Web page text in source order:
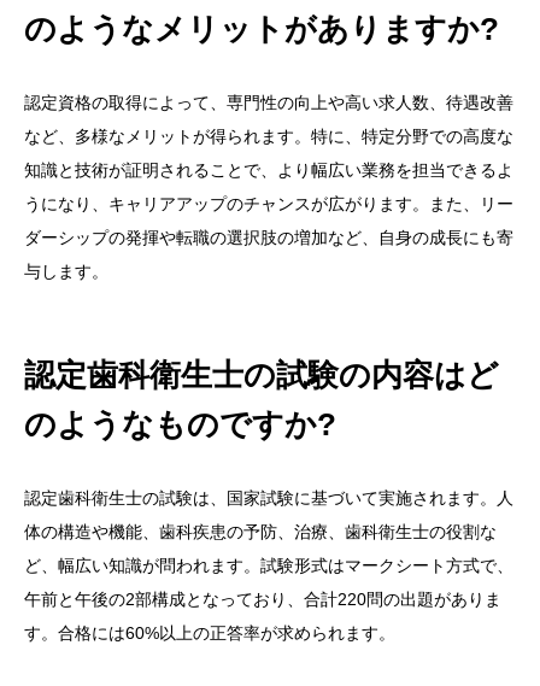
のようなメリットがありますか?
認定資格の取得によって、専門性の向上や高い求人数、待遇改善
など、多様なメリットが得られます。特に、特定分野での高度な
知識と技術が証明されることで、より幅広い業務を担当できるよ
うになり、キャリアアップのチャンスが広がります。また、リー
ダーシップの発揮や転職の選択肢の増加など、自身の成長にも寄
与します。
認定歯科衛生士の試験の内容はど
のようなものですか?
認定歯科衛生士の試験は、国家試験に基づいて実施されます。人
体の構造や機能、歯科疾患の予防、治療、歯科衛生士の役割な
ど、幅広い知識が問われます。試験形式はマークシート方式で、
午前と午後の2部構成となっており、合計220問の出題がありま
す。合格には60%以上の正答率が求められます。